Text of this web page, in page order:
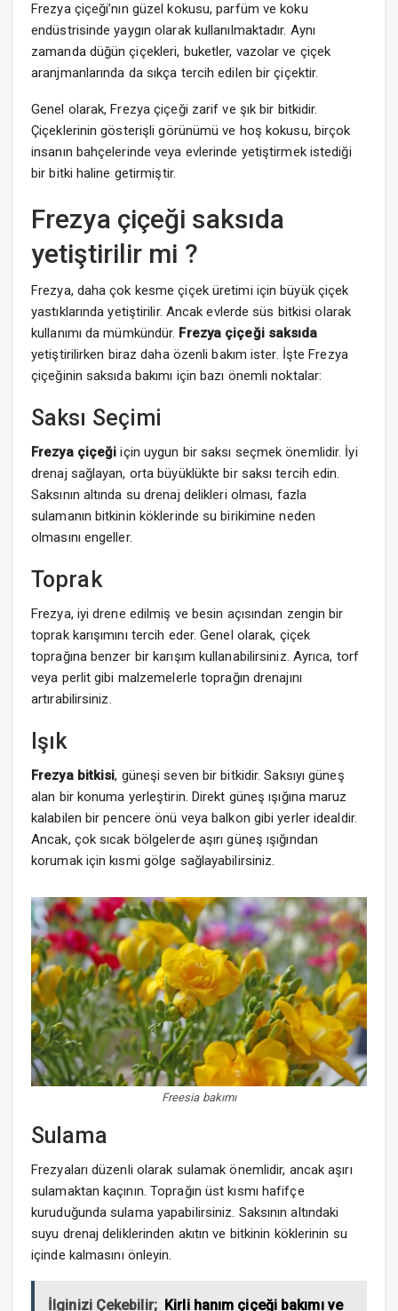
Frezya çiçeği’nın güzel kokusu, parfüm ve koku
endüstrisinde yaygın olarak kullanılmaktadır. Aynı
zamanda düğün çiçekleri, buketler, vazolar ve çiçek
aranjmanlarında da sıkça tercih edilen bir çiçektir.
Genel olarak, Frezya çiçeği zarif ve şık bir bitkidir.
Çiçeklerinin gösterişli görünümü ve hoş kokusu, birçok
insanın bahçelerinde veya evlerinde yetiştirmek istediği
bir bitki haline getirmiştir.
Frezya çiçeği saksıda
yetiştirilir mi ?
Frezya, daha çok kesme çiçek üretimi için büyük çiçek
yastıklarında yetiştirilir. Ancak evlerde süs bitkisi olarak
kullanımı da mümkündür. Frezya çiçeği saksıda
yetiştirilirken biraz daha özenli bakım ister. İşte Frezya
çiçeğinin saksıda bakımı için bazı önemli noktalar:
Saksı Seçimi
Frezya çiçeği için uygun bir saksı seçmek önemlidir. İyi
drenaj sağlayan, orta büyüklükte bir saksı tercih edin.
Saksının altında su drenaj delikleri olması, fazla
sulamanın bitkinin köklerinde su birikimine neden
olmasını engeller.
Toprak
Frezya, iyi drene edilmiş ve besin açısından zengin bir
toprak karışımını tercih eder. Genel olarak, çiçek
toprağına benzer bir karışım kullanabilirsiniz. Ayrıca, torf
veya perlit gibi malzemelerle toprağın drenajını
artırabilirsiniz.
Işık
Frezya bitkisi, güneşi seven bir bitkidir. Saksıyı güneş
alan bir konuma yerleştirin. Direkt güneş ışığına maruz
kalabilen bir pencere önü veya balkon gibi yerler idealdir.
Ancak, çok sıcak bölgelerde aşırı güneş ışığından
korumak için kısmi gölge sağlayabilirsiniz.
Freesia bakımı
Sulama
Frezyaları düzenli olarak sulamak önemlidir, ancak aşırı
sulamaktan kaçının. Toprağın üst kısmı hafifçe
kuruduğunda sulama yapabilirsiniz. Saksının altındaki
suyu drenaj deliklerinden akıtın ve bitkinin köklerinin su
içinde kalmasını önleyin.
İlginizi Çekebilir; Kirli hanım çiçeği bakımı ve